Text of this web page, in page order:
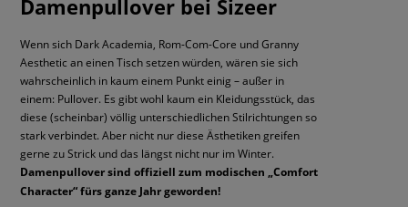
Damenpullover bei Sizeer
Wenn sich Dark Academia, Rom-Com-Core und Granny
Aesthetic an einen Tisch setzen würden, wären sie sich
wahrscheinlich in kaum einem Punkt einig – außer in
einem: Pullover. Es gibt wohl kaum ein Kleidungsstück, das
diese (scheinbar) völlig unterschiedlichen Stilrichtungen so
stark verbindet. Aber nicht nur diese Ästhetiken greifen
gerne zu Strick und das längst nicht nur im Winter.
Damenpullover sind offiziell zum modischen „Comfort
Character“ fürs ganze Jahr geworden!